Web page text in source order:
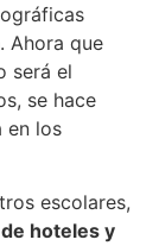
. Ahora que
será el
se hace
en los
escolares,
hoteles y